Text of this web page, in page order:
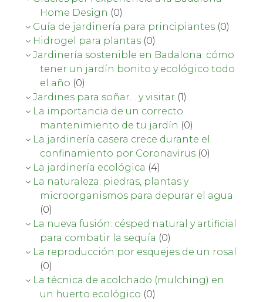
Home Design (0)
Guía de jardinería para principiantes (0)
Hidrogel para plantas (0)
Jardinería sostenible en Badalona: cómo
tener un jardín bonito y ecológico todo
el año (0)
Jardines para soñar… y visitar (1)
La importancia de un correcto
mantenimiento de tu jardín (0)
La jardinería casera crece durante el
confinamiento por Coronavirus (0)
La jardinería ecológica (4)
La naturaleza: piedras, plantas y
microorganismos para depurar el agua
(0)
La nueva fusión: césped natural y artificial
para combatir la sequía (0)
La reproducción por esquejes de un rosal
(0)
La técnica de acolchado (mulching) en
un huerto ecológico (0)